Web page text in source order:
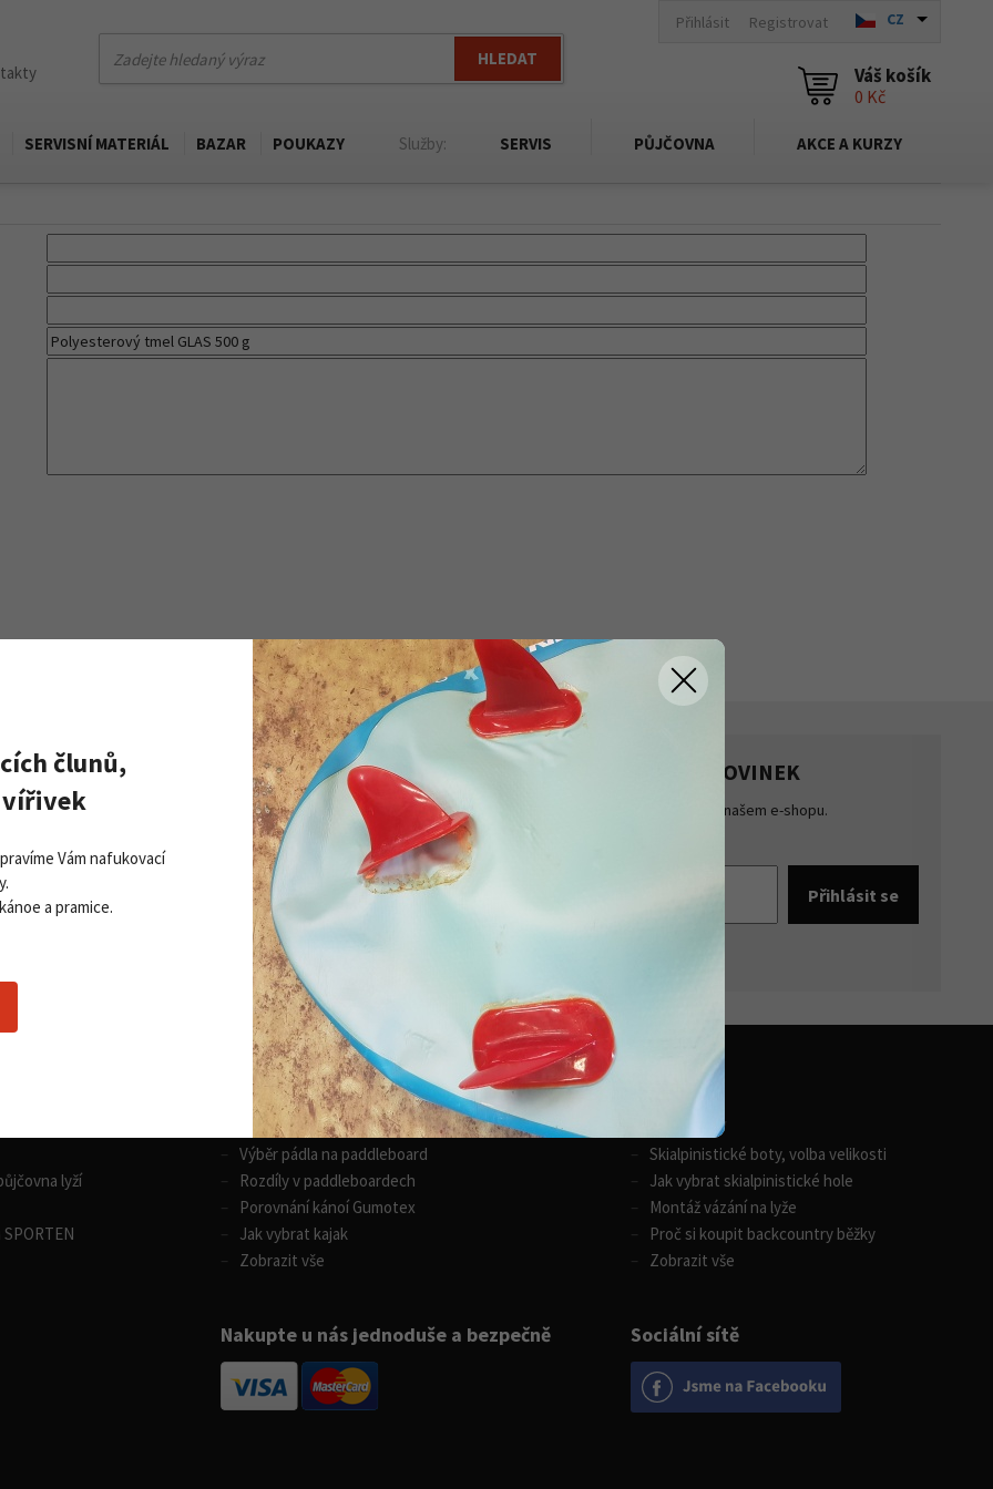
HLEDAT
Přihlásit Registrovat CZ
Váš košík
0 Kč
SERVISNÍ MATERIÁL BAZAR POUKAZY Služby: SERVIS PŮJČOVNA AKCE A KURZY
Zobrazit všechny novinky
Viking nově v naší
2026
více
PŘIHLASTE SE K ODBĚRU NOVINEK
Získejte přehled o novinkách a akcích na našem e-shopu.
Přihlašte se k odběru novinek.
Sociální sítě
lyží
Nákupní rádce
Vodní sporty
Výběr pádla na paddleboard
Rozdíly v paddleboardech
Porovnání kánoí Gumotex
Jak vybrat kajak
Zobrazit vše
Zimní sporty
Skialpinistické boty, volba velikosti
Jak vybrat skialpinistické hole
Montáž vázání na lyže
Proč si koupit backcountry běžky
Zobrazit vše
Nakupte u nás jednoduše a bezpečně
člunů,
vířivek
Vám nafukovací
a pramice.